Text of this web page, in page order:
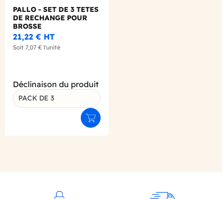
PALLO - SET DE 3 TETES
DE RECHANGE POUR
BROSSE
21,22 € HT
Soit 7,07 € l'unité
Déclinaison du produit
PACK DE 3
Ajouter au panier